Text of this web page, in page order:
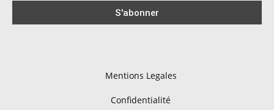
Mentions Legales
Confidentialité